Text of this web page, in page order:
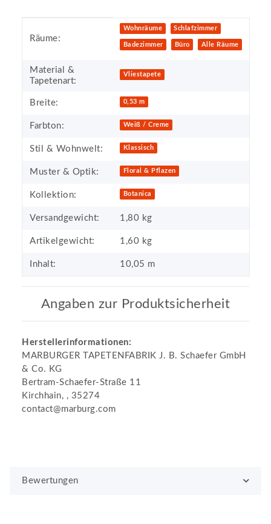
Räume:
Wohnräume Schlafzimmer
Badezimmer Büro Alle Räume
Material &
Tapetenart:
Vliestapete
Breite: 0,53 m
Farbton: Weiß / Creme
Stil & Wohnwelt: Klassisch
Muster & Optik: Floral & Pflazen
Kollektion: Botanica
Versandgewicht: 1,80 kg
Artikelgewicht: 1,60 kg
Inhalt: 10,05 m
Angaben zur Produktsicherheit
Herstellerinformationen:
MARBURGER TAPETENFABRIK J. B. Schaefer GmbH
& Co. KG
Bertram-Schaefer-Straße 11
Kirchhain, , 35274
contact@marburg.com
Bewertungen